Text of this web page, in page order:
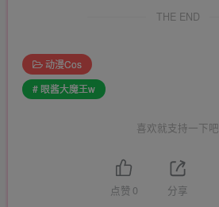
THE END
动漫Cos
# 眼酱大魔王w
喜欢就支持一下吧
点赞 0 分享